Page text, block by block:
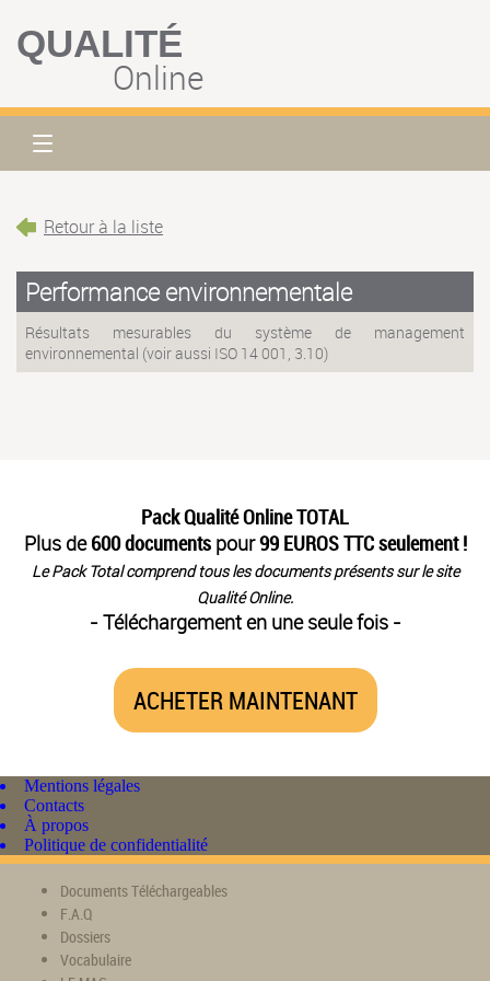
QUALITÉ
Online
Retour à la liste
Performance environnementale
Résultats mesurables du système de management
environnemental (voir aussi ISO 14 001, 3.10)
Pack Qualité Online TOTAL
Plus de600 documentspour99 EUROS TTC seulement !
Le Pack Total comprend tous les documents présents sur le site
Qualité Online.
- Téléchargement en une seule fois -
ACHETER MAINTENANT
Mentions légales
Contacts
À propos
Politique de confidentialité
Documents Téléchargeables
F.A.Q
Dossiers
Vocabulaire